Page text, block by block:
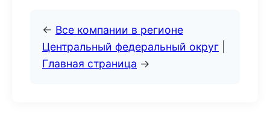
← Все компании в регионе
Центральный федеральный округ
Главная страница →